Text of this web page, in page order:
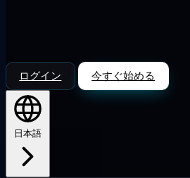
ログイン 今すぐ始める
日本語